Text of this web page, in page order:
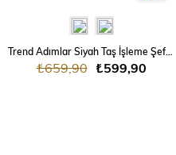
₺599,90
₺659,90